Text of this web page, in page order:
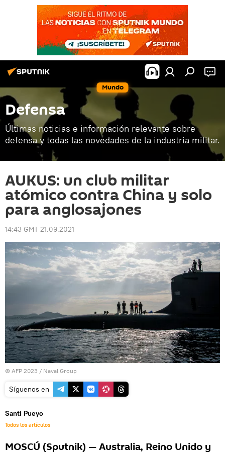
Mundo
Defensa
Últimas noticias e información relevante sobre
defensa y todas las novedades de la industria militar.
AUKUS: un club militar
atómico contra China y solo
para anglosajones
14:43 GMT 21.09.2021
© AFP 2023 / Naval Group
Síguenos en
Santi Pueyo
Todos los artículos
MOSCÚ (Sputnik) — Australia, Reino Unido y